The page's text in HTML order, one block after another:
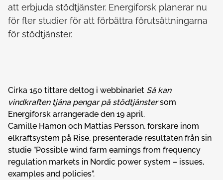
att erbjuda stödtjänster. Energiforsk planerar nu
för fler studier för att förbättra förutsättningarna
för stödtjänster.
Cirka 150 tittare deltog i webbinariet Så kan
vindkraften tjäna pengar på stödtjänstersom
Energiforsk arrangerade den 19 april.
Camille Hamon och Mattias Persson, forskare inom
elkraftsystem på Rise, presenterade resultaten från sin
studie ”Possible wind farm earnings from frequency
regulation markets in Nordic power system – issues,
examples and policies”.